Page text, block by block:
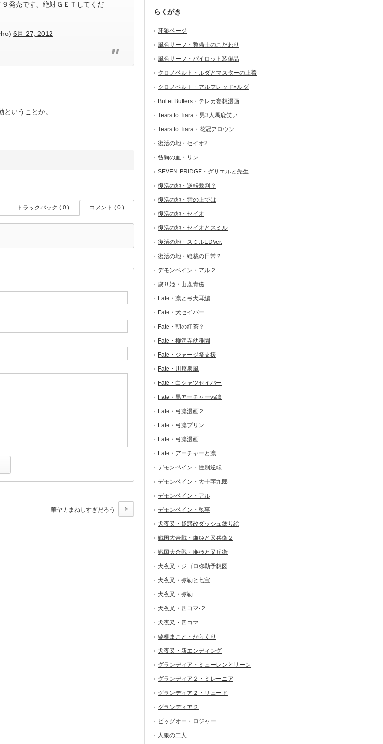
発売です、絶対ＧＥＴしてくだ
6月 27, 2012
いうことか。
トラックバック ( 0 ) コメント ( 0 )
華ヤカまねしすぎだろう
らくがき
牙狼ページ
風色サーフ・整備士のこだわり
風色サーフ・パイロット装備品
クロノベルト・ルダとマスターの上着
クロノベルト・アルフレッド×ルダ
Bullet Butlers・テレカ妄想漫画
Tears to Tiara・男3人馬鹿笑い
Tears to Tiara・花冠アロウン
復活の地・セイオ2
咎狗の血・リン
SEVEN-BRIDGE・グリエルと先生
復活の地・逆転裁判？
復活の地・雲の上では
復活の地・セイオ
復活の地・セイオとスミル
復活の地・スミルEDVer.
復活の地・総裁の日常？
デモンベイン・アル２
腐り姫・山鹿青磁
Fate・凛と弓犬耳編
Fate・犬セイバー
Fate・朝の紅茶？
Fate・柳洞寺幼稚園
Fate・ジャージ祭支援
Fate・川原泉風
Fate・白シャツセイバー
Fate・黒アーチャーvs凛
Fate・弓凛漫画２
Fate・弓凛プリン
Fate・弓凛漫画
Fate・アーチャーと凛
デモンベイン・性別逆転
デモンベイン・大十字九郎
デモンベイン・アル
デモンベイン・執事
犬夜叉・疑惑改ダッシュ塗り絵
戦国大合戦・廉姫と又兵衛２
戦国大合戦・廉姫と又兵衛
犬夜叉・ジゴロ弥勒予想図
犬夜叉・弥勒と七宝
犬夜叉・弥勒
犬夜叉・四コマ-２
犬夜叉・四コマ
粟根まこと・からくり
犬夜叉・新エンディング
グランディア・ミューレンとリーン
グランディア２・ミレーニア
グランディア２・リュード
グランディア２
ビッグオー・ロジャー
人狼の二人